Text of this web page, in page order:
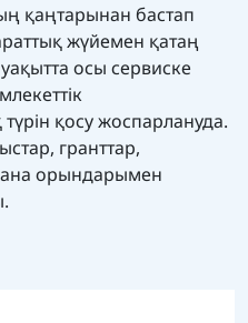
қаңтарынан бастап
жүйемен қатаң
осы сервиске
қосу жоспарлануда.
гранттар,
орындарымен